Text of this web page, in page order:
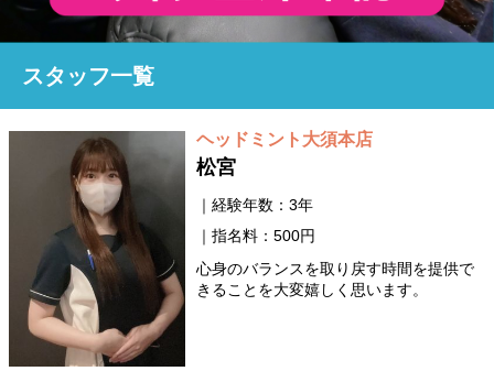
スタッフ一覧
ヘッドミント大須本店
松宮
経験年数：3年
指名料：500円
心身のバランスを取り戻す時間を提供で
きることを大変嬉しく思います。